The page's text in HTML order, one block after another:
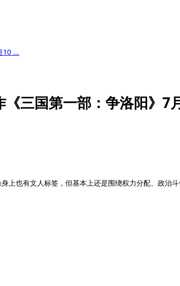
10 ...
《三国第一部：争洛阳》7
也有文人标签，但基本上还是围绕权力分配、政治